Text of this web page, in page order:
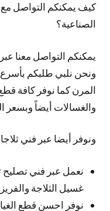
كيف يمكنكم التواصل مع
الصناعية؟
يمكنكم التواصل معنا
ونحن نلبي طلبكم
المرن كما نوفر كافة قطع
والغسالات أيضاً وبسعر
ونوفر أيضا عبر فني
نعمل عبر فني تصليح
غسيل الثلاجة
نوفر احسن قطع